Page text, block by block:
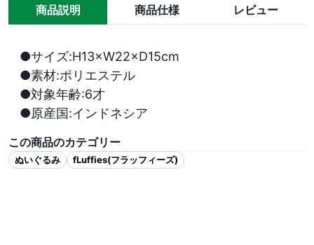
商品説明 商品仕様 レビュー
●サイズ:H13×W22×D15cm
●素材:ポリエステル
●対象年齢:6才
●原産国:インドネシア
この商品のカテゴリー
ぬいぐるみ fLuffies(フラッフィーズ)